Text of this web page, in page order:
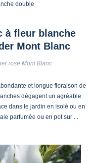
double
à fleur blanche
Mont Blanc
rose Mont Blanc
et longue floraison de
dégagent un agréable
dans le jardin en isolé ou en
parfumée ou en pot sur ...